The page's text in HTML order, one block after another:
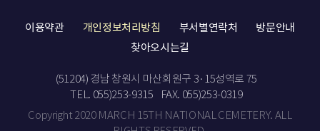
이용약관 개인정보처리방침 부서별연락처
방문안내
찾아오시는길
(51204) 경남 창원시 마산회원구 3·15성역로 75
TEL. 055)253-9315
FAX. 055)253-0319
Copyright 2020 MARCH 15TH NATIONAL CEMETERY. ALL